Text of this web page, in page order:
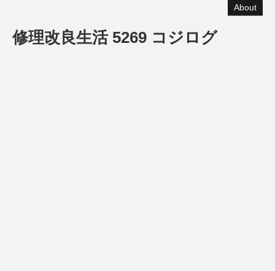
About
修理改良生活 5269 コジログ